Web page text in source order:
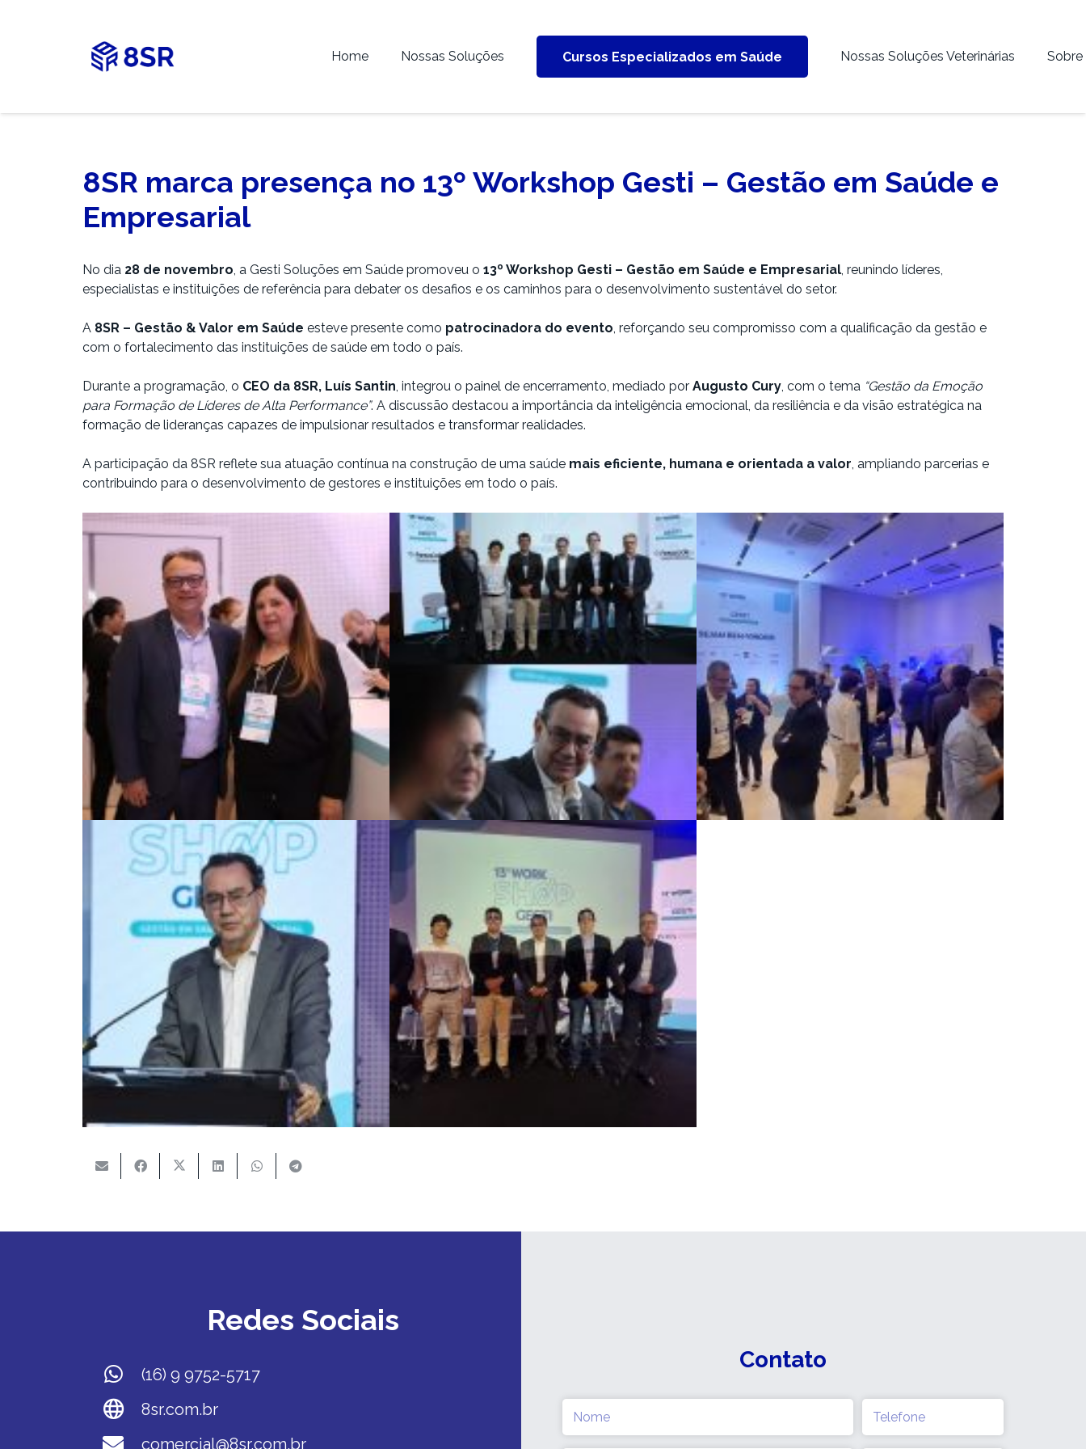
Home Nossas Soluções Cursos Especializados em Saúde Nossas Soluções Veterinárias Sobre
8SR marca presença no 13º Workshop Gesti – Gestão em Saúde e
Empresarial
No dia 28 de novembro, a Gesti Soluções em Saúde promoveu o 13º Workshop Gesti – Gestão em Saúde e Empresarial, reunindo líderes,
especialistas e instituições de referência para debater os desafios e os caminhos para o desenvolvimento sustentável do setor.
A 8SR – Gestão & Valor em Saúde esteve presente como patrocinadora do evento, reforçando seu compromisso com a qualificação da gestão e
com o fortalecimento das instituições de saúde em todo o país.
Durante a programação, o CEO da 8SR, Luís Santin, integrou o painel de encerramento, mediado por Augusto Cury, com o tema “Gestão da Emoção
para Formação de Líderes de Alta Performance”. A discussão destacou a importância da inteligência emocional, da resiliência e da visão estratégica na
formação de lideranças capazes de impulsionar resultados e transformar realidades.
A participação da 8SR reflete sua atuação contínua na construção de uma saúde mais eficiente, humana e orientada a valor, ampliando parcerias e
contribuindo para o desenvolvimento de gestores e instituições em todo o país.
Redes Sociais
(16) 9 9752-5717
8sr.com.br
comercial@8sr.com.br
Contato